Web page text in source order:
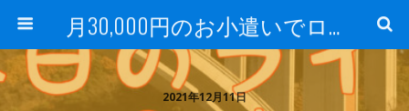
月30,000円のお小遣いでロードバイク
2021年12月11日